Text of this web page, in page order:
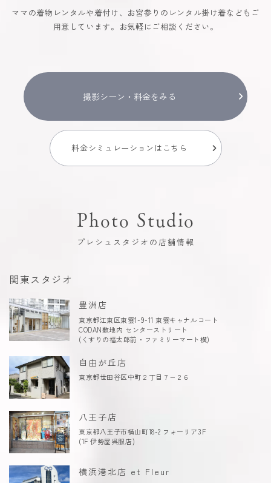
ママの着物レンタルや着付け、お宮参りのレンタル掛け着などもご
用意しています。お気軽にご相談ください。
撮影シーン・料金をみる
料金シミュレーションはこちら
Photo Studio
プレシュスタジオの店舗情報
関東スタジオ
豊洲店
東京都江東区東雲1-9-11 東雲キャナルコート
CODAN敷地内 センターストリート
(くすりの福太郎前・ファミリーマート横)
自由が丘店
東京都世田谷区中町２丁目７−２６
八王子店
東京都八王子市横山町18-2 フォーリア3F
(1F 伊勢屋呉服店)
横浜港北店 et Fleur